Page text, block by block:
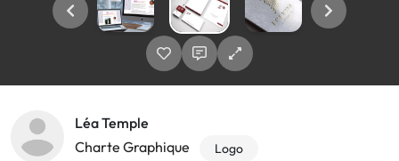
Léa Temple
Charte Graphique
Logo